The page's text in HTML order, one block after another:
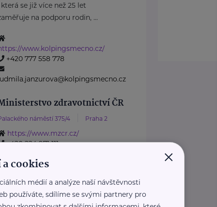
která se již více než 25 let
na podporu rodin, ...
www.kolpingsmecno.cz/
+420 777 558 778
zdravotnictví ČR
náměstí 375/4 Praha 2
https://www.mzcr.cz/
+420 224 971 111
Dobrý anděl
3331/37 Praha 5
×
cookies
médií a analýze naší návštěvnosti
používáte, sdílíme se svými partnery pro